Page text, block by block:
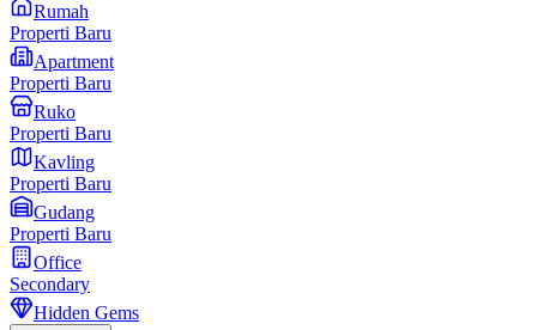
Rumah
Properti Baru
Apartment
Properti Baru
Ruko
Properti Baru
Kavling
Properti Baru
Gudang
Properti Baru
Office
Secondary
Hidden Gems